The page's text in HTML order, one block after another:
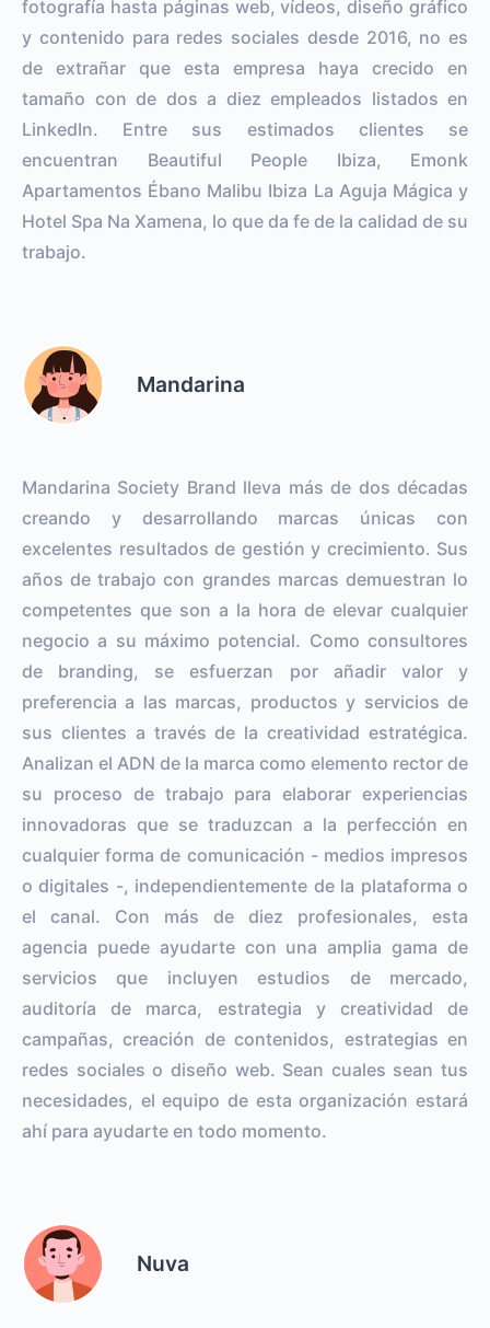
fotografía hasta páginas web, vídeos, diseño gráfico
y contenido para redes sociales desde 2016, no es
de extrañar que esta empresa haya crecido en
tamaño con de dos a diez empleados listados en
LinkedIn. Entre sus estimados clientes se
encuentran Beautiful People Ibiza, Emonk
Apartamentos Ébano Malibu Ibiza La Aguja Mágica y
Hotel Spa Na Xamena, lo que da fe de la calidad de su
trabajo.
Mandarina
Mandarina Society Brand lleva más de dos décadas
creando y desarrollando marcas únicas con
excelentes resultados de gestión y crecimiento. Sus
años de trabajo con grandes marcas demuestran lo
competentes que son a la hora de elevar cualquier
negocio a su máximo potencial. Como consultores
de branding, se esfuerzan por añadir valor y
preferencia a las marcas, productos y servicios de
sus clientes a través de la creatividad estratégica.
Analizan el ADN de la marca como elemento rector de
su proceso de trabajo para elaborar experiencias
innovadoras que se traduzcan a la perfección en
cualquier forma de comunicación - medios impresos
o digitales -, independientemente de la plataforma o
el canal. Con más de diez profesionales, esta
agencia puede ayudarte con una amplia gama de
servicios que incluyen estudios de mercado,
auditoría de marca, estrategia y creatividad de
campañas, creación de contenidos, estrategias en
redes sociales o diseño web. Sean cuales sean tus
necesidades, el equipo de esta organización estará
ahí para ayudarte en todo momento.
Nuva